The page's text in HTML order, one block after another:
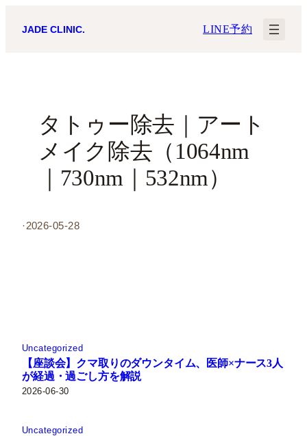
JADE CLINIC. LINE予約
タトゥー除去｜アート
メイク除去（1064nm
｜730nm｜532nm）
·2026-05-28
Uncategorized
【座談会】クマ取りのダウンタイム、医師×ナース3人
が経過・過ごし方を解説
2026-06-30
Uncategorized